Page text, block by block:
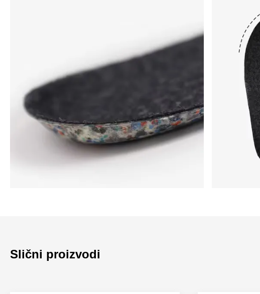
Slični proizvodi